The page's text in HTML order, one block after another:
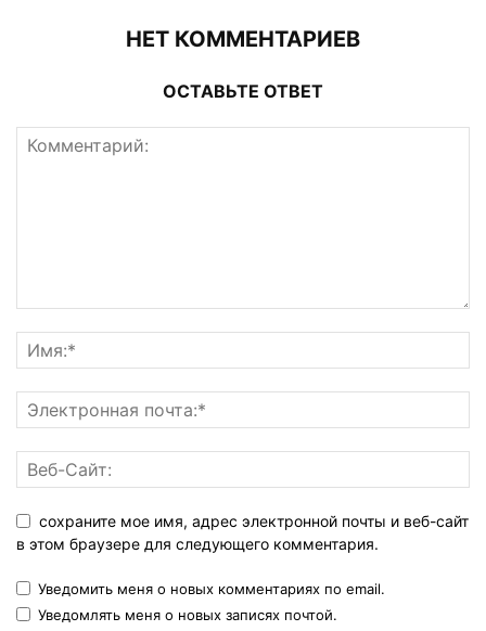
НЕТ КОММЕНТАРИЕВ
ОСТАВЬТЕ ОТВЕТ
сохраните мое имя, адрес электронной почты и веб-сайт
в этом браузере для следующего комментария.
Уведомить меня о новых комментариях по email.
Уведомлять меня о новых записях почтой.